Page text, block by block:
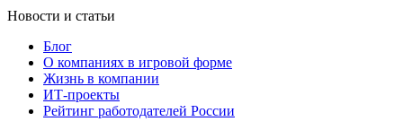
Новости и статьи
Блог
О компаниях в игровой форме
Жизнь в компании
ИТ-проекты
Рейтинг работодателей России